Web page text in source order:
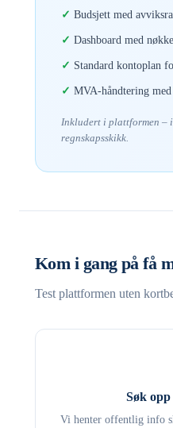
Budsjett med
Dashboard med
Standard kontoplan
MVA-håndtering
Inkludert i plattformen –
regnskapsskikk.
Kom i gang på få
Test plattformen uten
Søk opp
Vi henter offentlig info